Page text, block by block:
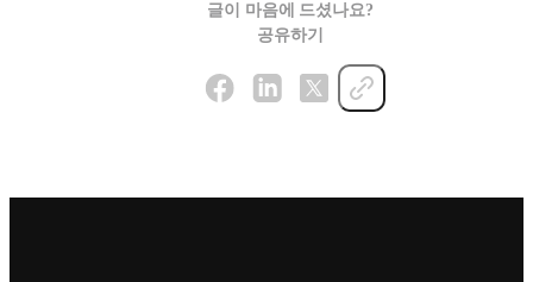
글이 마음에 드셨나요?
공유하기